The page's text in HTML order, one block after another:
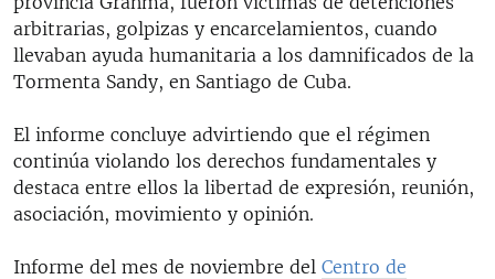
arbitrarias, golpizas y encarcelamientos, cuando
llevaban ayuda humanitaria a los damnificados de la
Tormenta Sandy, en Santiago de Cuba.
El informe concluye advirtiendo que el régimen
continúa violando los derechos fundamentales y
destaca entre ellos la libertad de expresión, reunión,
asociación, movimiento y opinión.
Informe del mes de noviembre del Centro de